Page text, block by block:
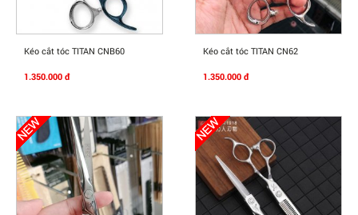
Mua Ngay
Kéo cắt tóc TITAN CNB60
1.350.000 đ
Mua Ngay
Kéo cắt tóc TITAN CN62
1.350.000 đ